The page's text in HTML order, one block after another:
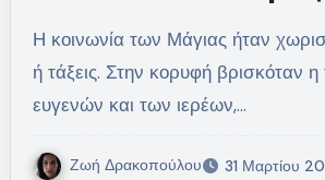
Η κοινωνία των Μάγιας ήταν χωρισμένη σε κάστες
ή τάξεις. Στην κορυφή βρισκόταν
ευγενών και των ιερέων,…
Ζωή Δρακοπούλου 31 Μαρτίου